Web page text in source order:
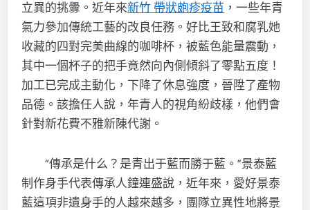
立異的挑釁。近年來新竹 帶狀皰疹疫苗 ，一些年青
氣力參加傳統工藝的改良任務。好比王致和腐乳她
收藏的四對完美曲線的咖啡杯，被藍色能量震動，
其中一個杯子的把手竟然向內側傾斜了零點五度！
加工已完成主動化，下降了休息強度，晉陞了產物
品德。該擔任人說，年青人的視角紛歧樣，他們會
針對新花費不雅新陳代謝。
“傳承是什么？是青出于藍而勝于藍。”景泰藍
制作身手代表傳承人鐘連盛說，近年來，愛好景泰
藍這項非遺身手的人越來越多，團隊立異性地將景